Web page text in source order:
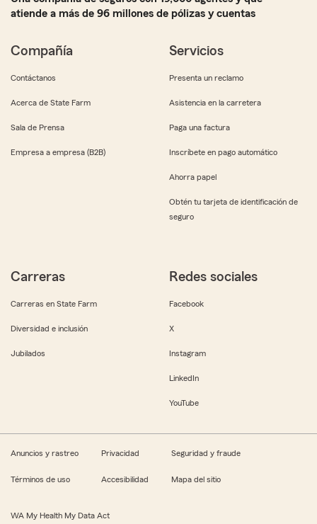
atiende a más de 96 millones de pólizas y cuentas
Compañía
Contáctanos
Acerca de State Farm
Sala de Prensa
Empresa a empresa (B2B)
Servicios
Presenta un reclamo
Asistencia en la carretera
Paga una factura
Inscríbete en pago automático
Ahorra papel
Obtén tu tarjeta de identificación de
seguro
Carreras
Carreras en State Farm
Diversidad e inclusión
Jubilados
Redes sociales
Facebook
X
Instagram
LinkedIn
YouTube
Anuncios y rastreo Privacidad Seguridad y fraude
Términos de uso Accesibilidad Mapa del sitio
WA My Health My Data Act